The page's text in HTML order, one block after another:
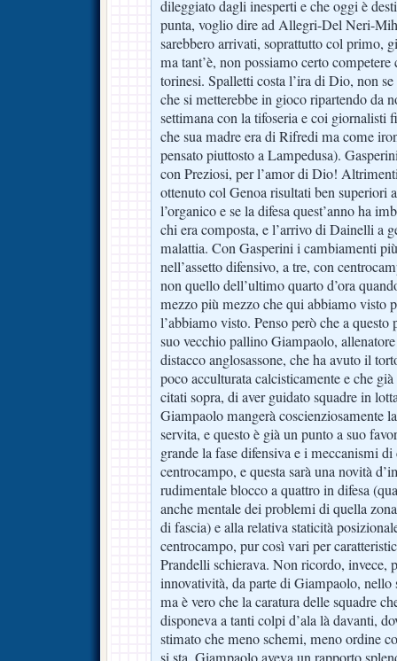
dileggiato dagli inesperti e che oggi è
punta, voglio dire ad Allegri-Del Neri-
sarebbero arrivati, soprattutto col primo,
ma tant’è, non possiamo certo
torinesi. Spalletti costa l’ira di Dio, non
che si metterebbe in gioco ripartendo da
settimana con la tifoseria e coi giornalisti
che sua madre era di Rifredi ma come
pensato piuttosto a Lampedusa).
con Preziosi, per l’amor di Dio!
ottenuto col Genoa risultati ben superiori
l’organico e se la difesa quest’anno ha
chi era composta, e l’arrivo di Dainelli a
malattia. Con Gasperini i cambiamenti
nell’assetto difensivo, a tre, con
non quello dell’ultimo quarto d’ora
mezzo più mezzo che qui abbiamo visto
l’abbiamo visto. Penso però che a
suo vecchio pallino Giampaolo,
distacco anglosassone, che ha avuto il
poco acculturata calcisticamente e che
citati sopra, di aver guidato squadre in
Giampaolo mangerà coscienziosamente
servita, e questo è già un punto a suo
grande la fase difensiva e i meccanismi
centrocampo, e questa sarà una novità
rudimentale blocco a quattro in difesa
anche mentale dei problemi di quella
di fascia) e alla relativa staticità
centrocampo, pur così vari per
Prandelli schierava. Non ricordo, invece,
innovatività, da parte di Giampaolo, nello
ma è vero che la caratura delle squadre
disponeva a tanti colpi d’ala là davanti,
stimato che meno schemi, meno ordine